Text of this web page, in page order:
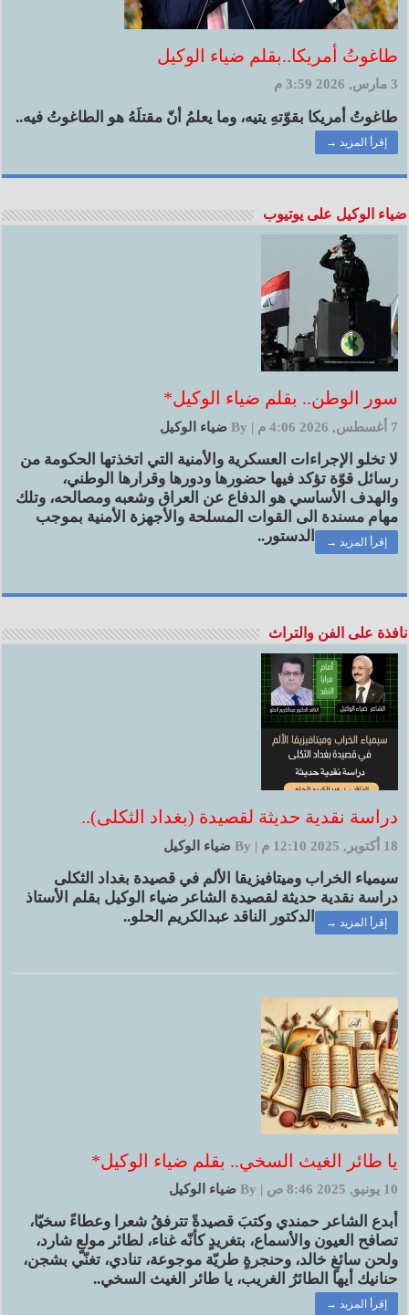
طاغوتُ أمريكا..بقلم ضياء الوكيل
3 مارس, 2026 3:59 م
طاغوتُ أمريكا بقوّتهِ يتيه، وما يعلمُ أنّ مقتلَهُ هو الطاغوتُ فيه..
إقرأ المزيد →
ضياء الوكيل على يوتيوب
سور الوطن.. بقلم ضياء الوكيل*
7 أغسطس, 2026 4:06 م |
By ضياء الوكيل
لا تخلو الإجراءات العسكرية والأمنية التي اتخذتها الحكومة من
رسائل قوّة تؤكد فيها حضورها ودورها وقرارها الوطني،
والهدف الأساسي هو الدفاع عن العراق وشعبه ومصالحه، وتلك
مهام مسندة الى القوات المسلحة والأجهزة الأمنية بموجب
الدستور..
إقرأ المزيد →
نافذة على الفن والتراث
دراسة نقدية حديثة لقصيدة (بغداد الثكلى)..
18 أكتوبر, 2025 12:10 م |
By ضياء الوكيل
سيمياء الخراب وميتافيزيقا الألم في قصيدة بغداد الثكلى
دراسة نقدية حديثة لقصيدة الشاعر ضياء الوكيل بقلم الأستاذ
الدكتور الناقد عبدالكريم الحلو..
إقرأ المزيد →
يا طائر الغيث السخي.. بقلم ضياء الوكيل*
10 يونيو, 2025 8:46 ص |
By ضياء الوكيل
أبدع الشاعر حمندي وكتبَ قصيدةً تترفقُ شعرا وعطاءً سخيّا،
تصافح العيون والأسماع، بتغريدٍ كأنّه غناء، لطائر مولعٍ شارد،
ولحن سائغٍ خالد، وحنجرةٍ طريّة موجوعة، تنادي، تغنّي بشجن،
حنانيك أيها الطائرُ الغريب، يا طائر الغيث السخي..
إقرأ المزيد →